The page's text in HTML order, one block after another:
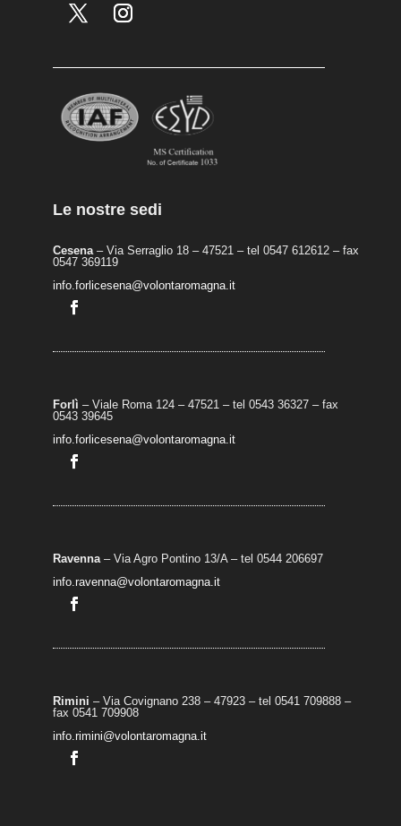
Le nostre sedi
Cesena– Via Serraglio 18 – 47521 – tel 0547 612612 – fax
0547 369119
info.forlicesena@volontaromagna.it
Forlì – Viale Roma 124 – 47521 – tel 0543 36327 – fax
0543 39645
info.forlicesena@volontaromagna.it
Ravenna– Via Agro Pontino 13/A– tel 0544 206697
info.ravenna@volontaromagna.it
Rimini – Via Covignano 238 – 47923 – tel 0541 709888 –
fax 0541 709908
info.rimini@volontaromagna.it